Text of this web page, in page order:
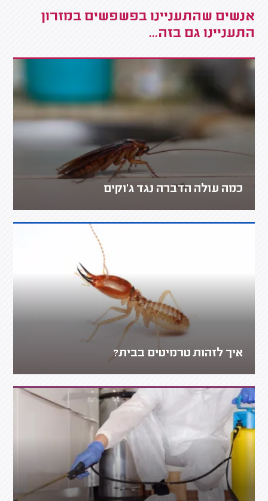
אנשים שהתעניינו בפשפשים במזרון
התעניינו גם בזה...
כמה עולה הדברה נגד ג'וקים
איך לזהות טרמיטים בבית?